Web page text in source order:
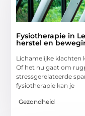
Fysiotherapie in
herstel en
Lichamelijke klachten
Of het nu gaat om
stressgerelateerde
fysiotherapie kan je
Gezondheid